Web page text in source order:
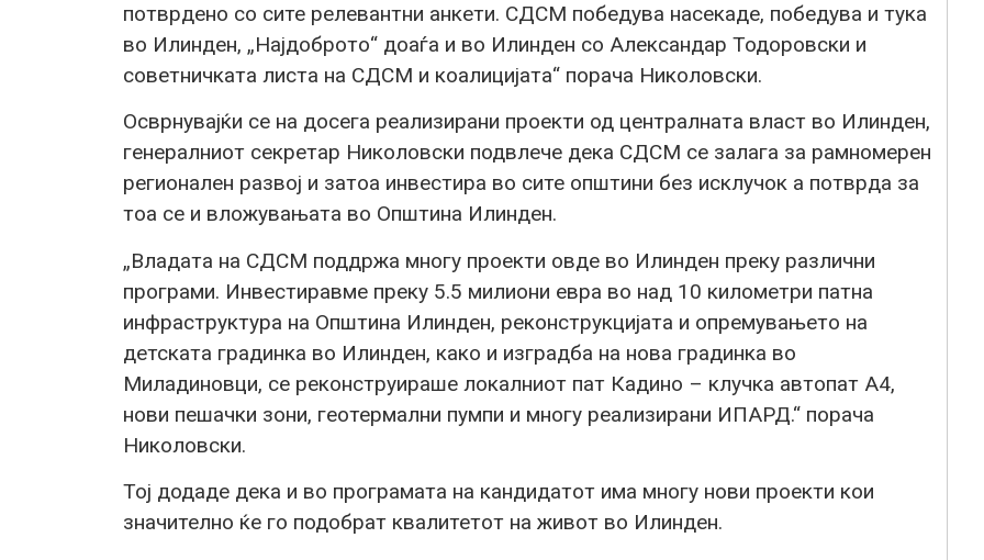
потврдено со сите релевантни анкети. СДСМ победува насекаде, победува и тука
во Илинден, „Најдоброто“ доаѓа и во Илинден со Александар Тодоровски и
советничката листа на СДСМ и коалицијата“ порача Николовски.
Осврнувајќи се на досега реализирани проекти од централната власт во Илинден,
генералниот секретар Николовски подвлече дека СДСМ се залага за рамномерен
регионален развој и затоа инвестира во сите општини без исклучок а потврда за
тоа се и вложувањата во Општина Илинден.
„Владата на СДСМ поддржа многу проекти овде во Илинден преку различни
програми. Инвестиравме преку 5.5 милиони евра во над 10 километри патна
инфраструктура на Општина Илинден, реконструкцијата и опремувањето на
детската градинка во Илинден, како и изградба на нова градинка во
Миладиновци, се реконструираше локалниот пат Кадино – клучка автопат А4,
нови пешачки зони, геотермални пумпи и многу реализирани ИПАРД.“ порача
Николовски.
Тој додаде дека и во програмата на кандидатот има многу нови проекти кои
значително ќе го подобрат квалитетот на живот во Илинден.